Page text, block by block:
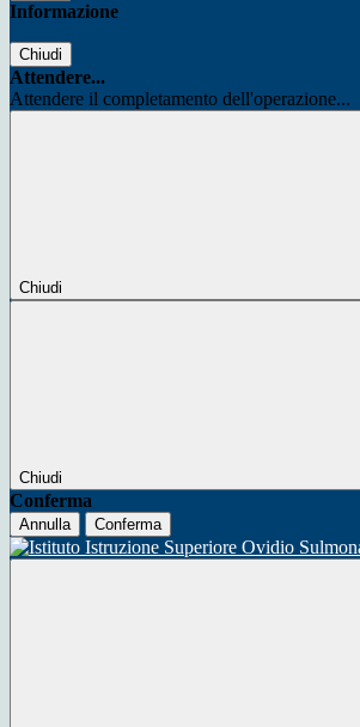
Informazione
Chiudi
Attendere...
Attendere il completamento dell'operazione...
Chiudi
Chiudi
Conferma
Annulla Conferma